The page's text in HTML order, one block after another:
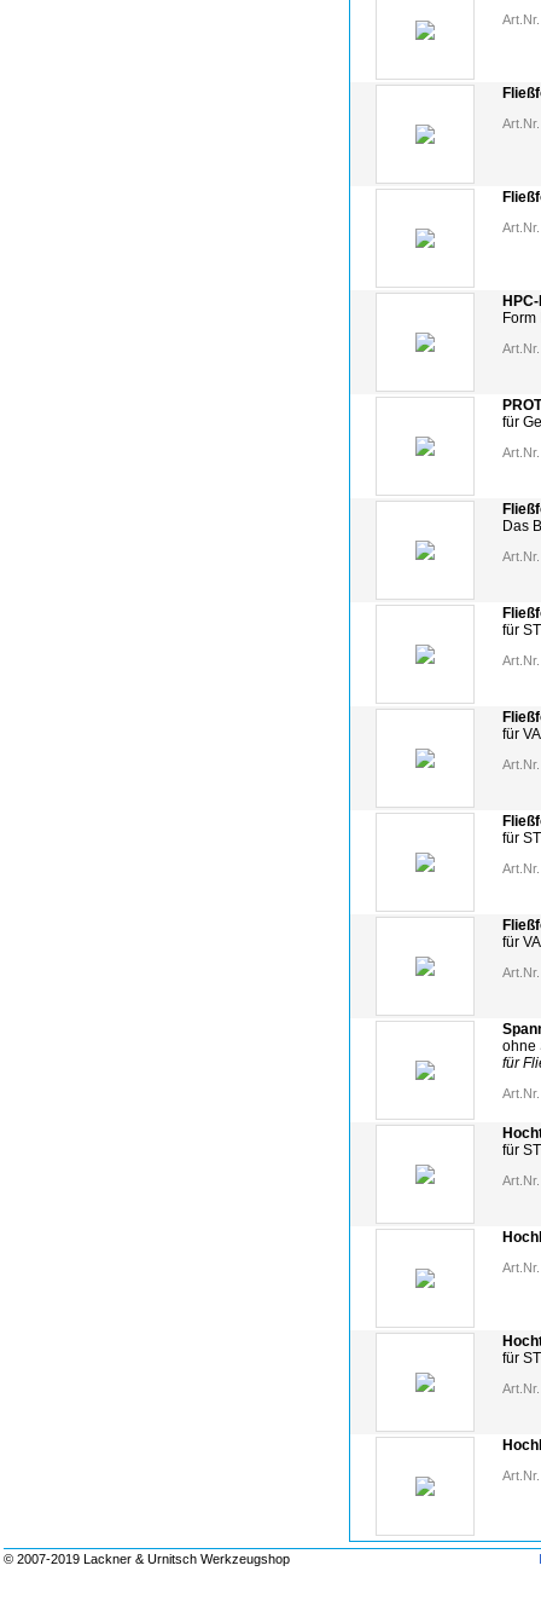
für
Das
für
für VA
für
für VA
ohne
für
für
für
© 2007-2019 Lackner & Urnitsch Werkzeugshop